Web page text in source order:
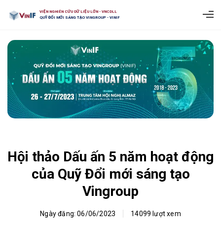
VIỆN NGHIÊN CỨU DỮ LIỆU LỚN - VNCDLL
QUỸ ĐỔI MỚI SÁNG TẠO VINGROUP - VINIF
Hội thảo Dấu ấn 5 năm hoạt động
của Quỹ Đổi mới sáng tạo
Vingroup
Ngày đăng: 06/06/2023 14099 lượt xem